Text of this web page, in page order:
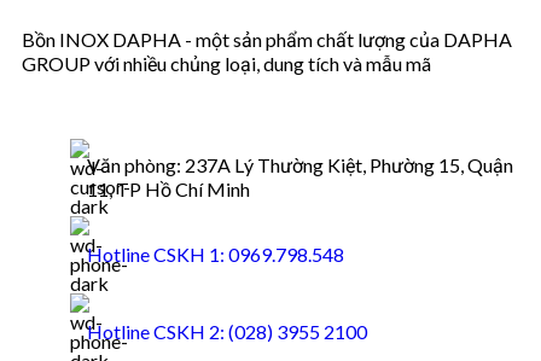
Bồn INOX DAPHA - một sản phẩm chất lượng của DAPHA
GROUP với nhiều chủng loại, dung tích và mẫu mã
Văn phòng: 237A Lý Thường Kiệt, Phường 15, Quận
11, TP Hồ Chí Minh
Hotline CSKH 1: 0969.798.548
Hotline CSKH 2: (028) 3955 2100